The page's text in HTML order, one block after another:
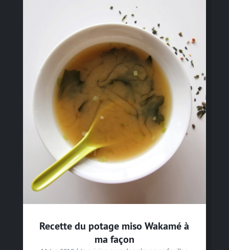
Recette du potage miso Wakamé à
ma façon